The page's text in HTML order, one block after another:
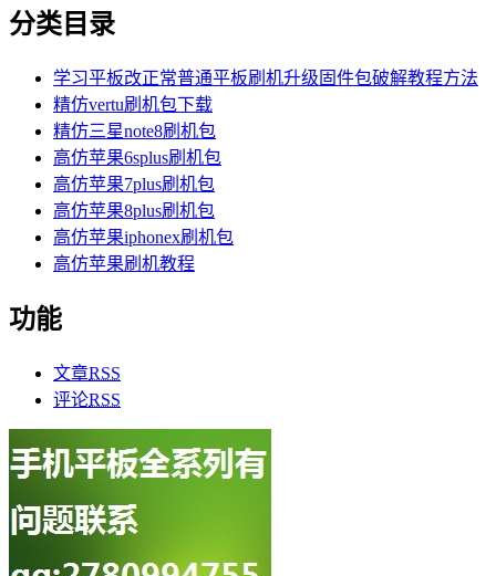
分类目录
学习平板改正常普通平板刷机升级固件包破解教程方法
精仿vertu刷机包下载
精仿三星note8刷机包
高仿苹果6splus刷机包
高仿苹果7plus刷机包
高仿苹果8plus刷机包
高仿苹果iphonex刷机包
高仿苹果刷机教程
功能
文章RSS
评论RSS